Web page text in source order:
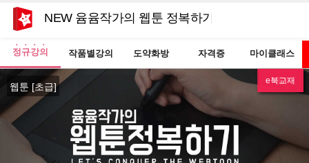
NEW 윰윰작가의 웹툰 정복하기 [新초급]
정규강의 작품별강의 도약화방 자격증 마이클래스
NEW
e북교재
웹툰 [초급]